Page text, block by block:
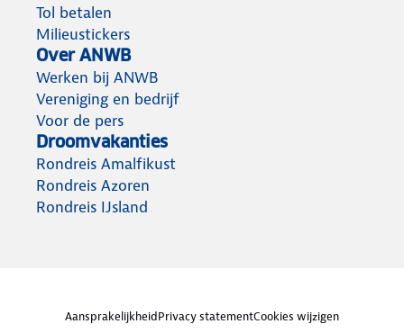
Tol betalen
Milieustickers
Over ANWB
Werken bij ANWB
Vereniging en bedrijf
Voor de pers
Droomvakanties
Rondreis Amalfikust
Rondreis Azoren
Rondreis IJsland
AansprakelijkheidPrivacy statementCookies wijzigen